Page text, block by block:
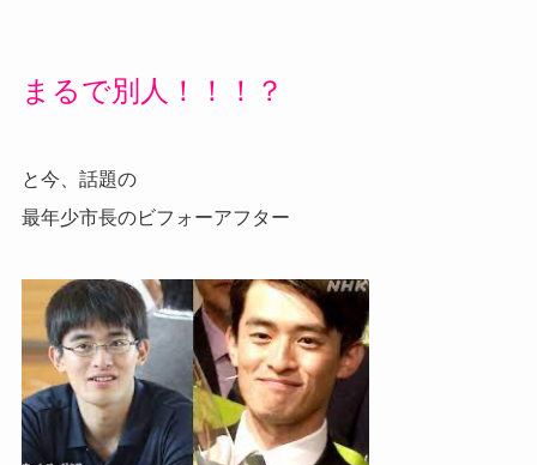
まるで別人！！！？
と今、話題の
最年少市長のビフォーアフター